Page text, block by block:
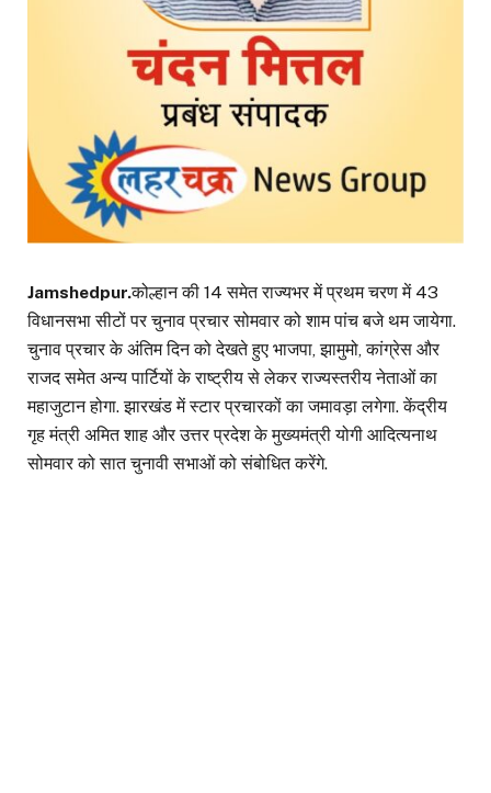
Jamshedpur.कोल्हान की 14 समेत राज्यभर में प्रथम चरण में 43
विधानसभा सीटों पर चुनाव प्रचार सोमवार को शाम पांच बजे थम जायेगा.
चुनाव प्रचार के अंतिम दिन को देखते हुए भाजपा, झामुमो, कांग्रेस और
राजद समेत अन्य पार्टियों के राष्ट्रीय से लेकर राज्यस्तरीय नेताओं का
महाजुटान होगा. झारखंड में स्टार प्रचारकों का जमावड़ा लगेगा. केंद्रीय
गृह मंत्री अमित शाह और उत्तर प्रदेश के मुख्यमंत्री योगी आदित्यनाथ
सोमवार को सात चुनावी सभाओं को संबोधित करेंगे.